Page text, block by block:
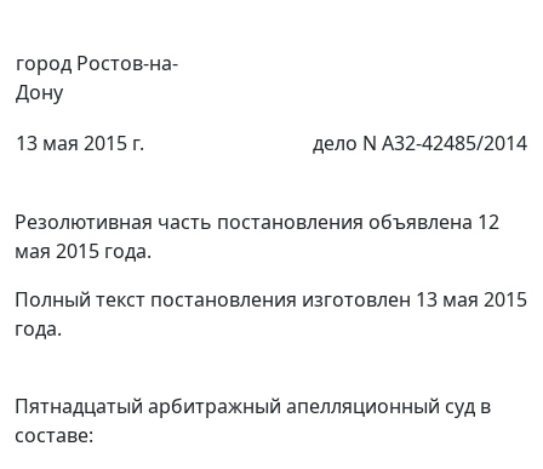
город Ростов-на-
Дону
13 мая 2015 г.
дело N А32-42485/2014
Резолютивная часть постановления объявлена 12
мая 2015 года.
Полный текст постановления изготовлен 13 мая 2015
года.
Пятнадцатый арбитражный апелляционный суд в
составе: